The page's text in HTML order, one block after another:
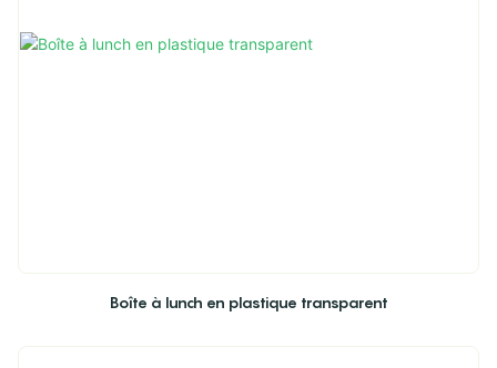
Boîte à lunch en plastique transparent